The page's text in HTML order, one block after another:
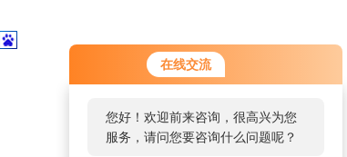
在线交流
您好！欢迎前来咨询，很高兴为您
服务，请问您要咨询什么问题呢？